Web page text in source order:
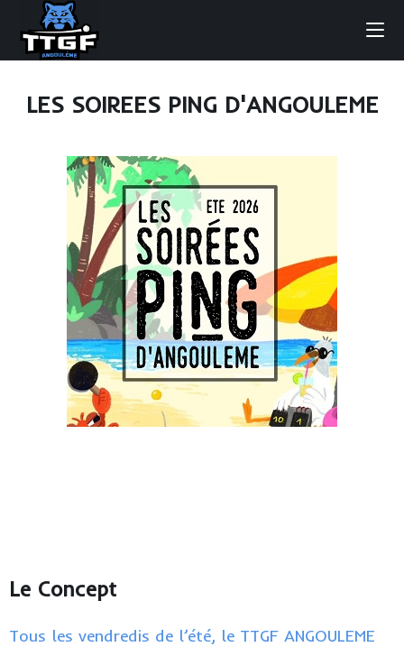
LES SOIREES PING D'ANGOULEME
Le Concept
Tous les vendredis de l’été, le TTGF ANGOULEME